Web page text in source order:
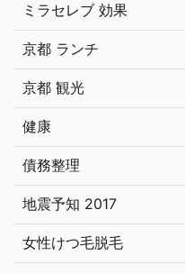
ミラセレブ 効果
京都 ランチ
京都 観光
健康
債務整理
地震予知 2017
女性けつ毛脱毛